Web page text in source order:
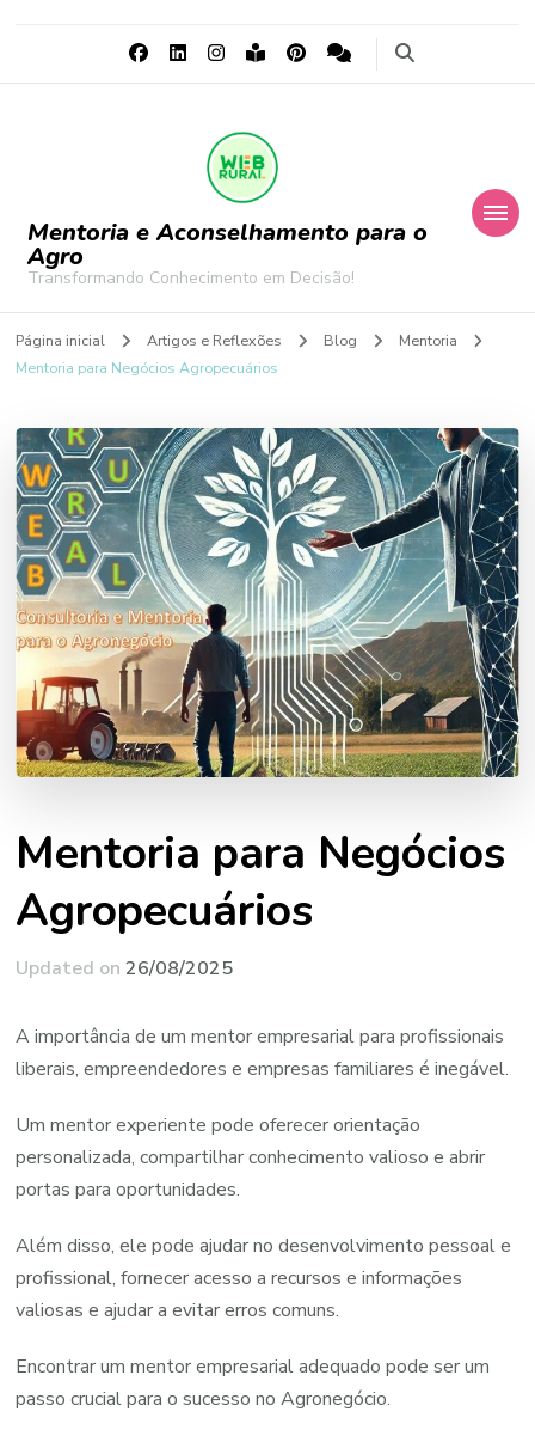
Mentoria e Aconselhamento para o
Agro
Transformando Conhecimento em Decisão!
Página inicial Artigos e Reflexões Blog
Mentoria
Mentoria para Negócios Agropecuários
Mentoria para Negócios
Agropecuários
Updated on26/08/2025
A importância de um mentor empresarial para profissionais
liberais, empreendedores e empresas familiares é inegável.
Um mentor experiente pode oferecer orientação
personalizada, compartilhar conhecimento valioso e abrir
portas para oportunidades.
Além disso, ele pode ajudar no desenvolvimento pessoal e
profissional, fornecer acesso a recursos e informações
valiosas e ajudar a evitar erros comuns.
Encontrar um mentor empresarial adequado pode ser um
passo crucial para o sucesso no Agronegócio.